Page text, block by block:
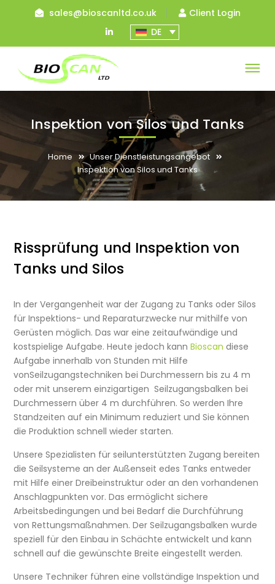
sales@bioscanltd.co.uk
Client Login
LinkedIn
Profile
DE
Inspektion von Silos und Tanks
Home
Unser Dienstleistungsangebot
Inspektion von Silos und Tanks
Rissprüfung und Inspektion von
Tanks und Silos
In der Vergangenheit war der Zugang zu Tanks oder Silos
für Inspektions- und Reparaturzwecke nur mithilfe von
Gerüsten möglich. Das war eine zeitaufwändige und
kostspielige Aufgabe. Heute jedoch kannBioscan diese
Aufgabe innerhalb von Stunden mit Hilfe
vonSeilzugangstechniken bei Durchmessern bis zu 4 m
oder mit unserem einzigartigen Seilzugangsbalken bei
Durchmessern über 4 m durchführen. So werden Ihre
Standzeiten auf ein Minimum reduziert und Sie können
die Produktion schnell wieder starten.
Unsere Spezialisten für seilunterstützten Zugang bereiten
die Seilsysteme an der Außenseit edes Tanks entweder
mit Hilfe einer Dreibeinstruktur oder an den vorhandenen
Anschlagpunkten vor. Das ermöglicht sichere
Arbeitsbedingungen und bei Bedarf die Durchführung
von Rettungsmaßnahmen. Der Seilzugangsbalken wurde
speziell für den Einbau in Schächte entwickelt und kann
schnell auf die gewünschte Breite eingestellt werden.
Unsere Techniker führen eine vollständige Inspektion und